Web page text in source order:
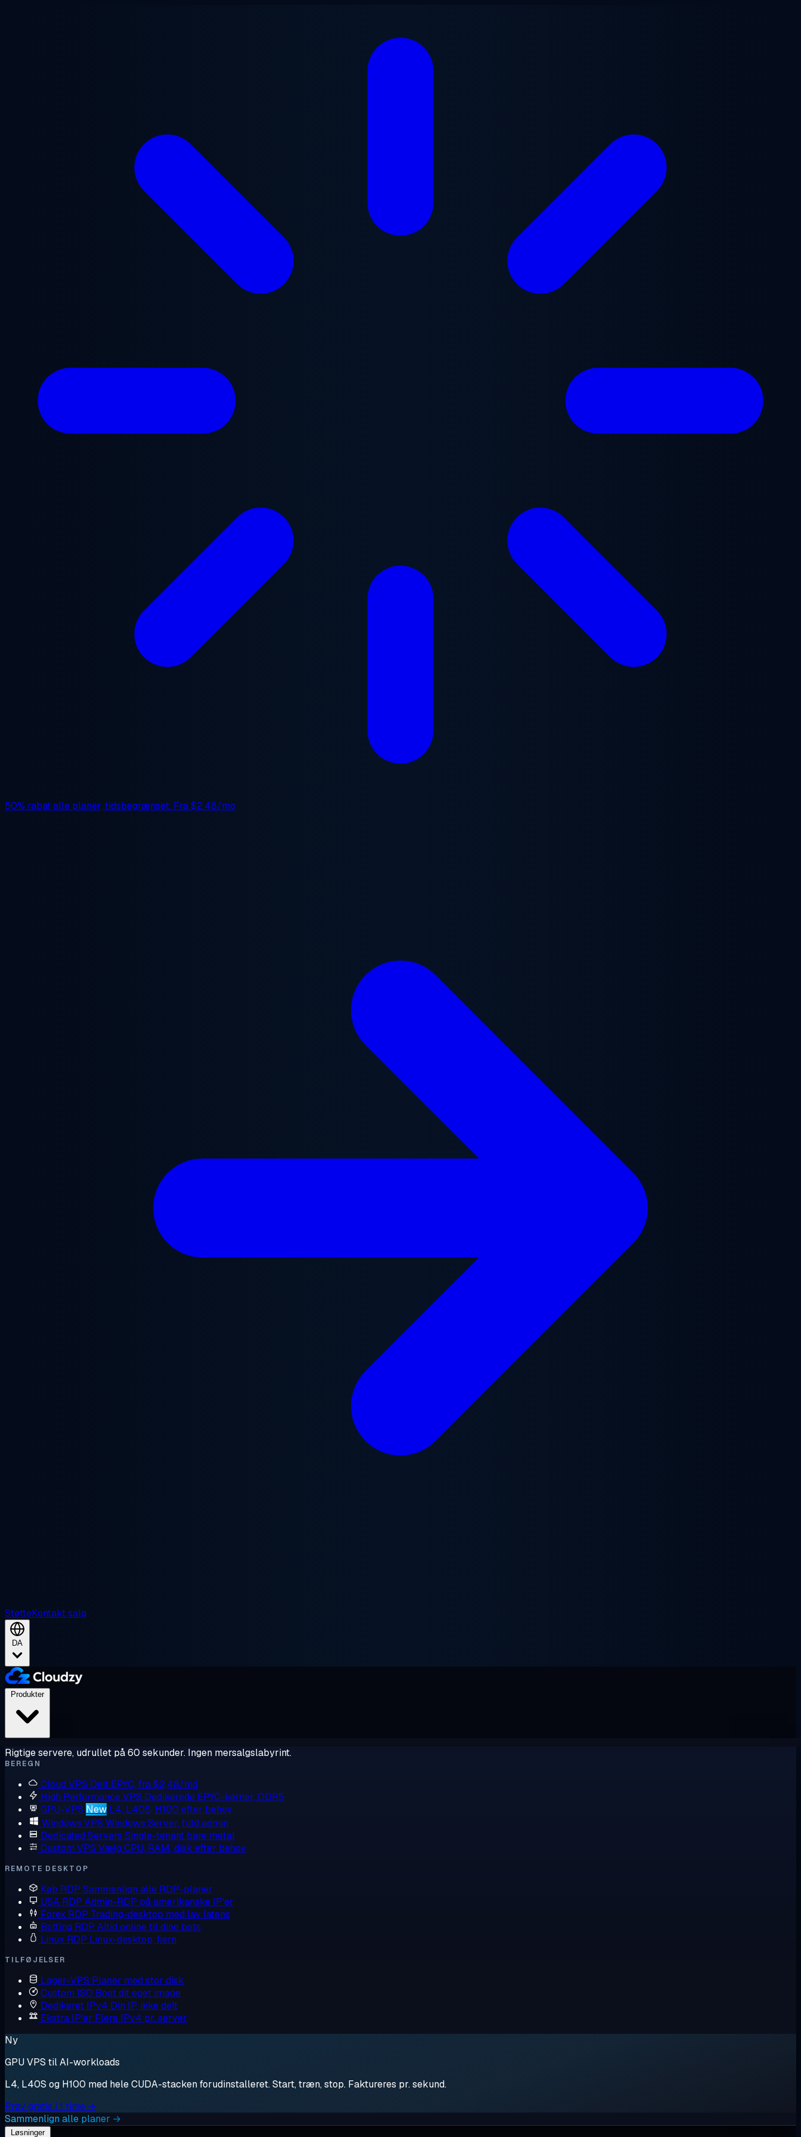
50% rabatalle planer, tidsbegrænset. Fra$2.48/mo
StøtteKontakt salg
DA
Produkter
Rigtige servere, udrullet på 60 sekunder. Ingen mersalgslabyrint.
BEREGN
Cloud VPS Delt EPYC, fra $2,48/md
High Performance VPS Dedikerede EPYC-kerner, DDR5
GPU-VPS New L4, L40S, H100 efter behov
Windows VPS Windows Server, fuld admin
Dedicated Servers Single-tenant bare metal
Custom VPS Vælg CPU, RAM, disk efter behov
REMOTE DESKTOP
Køb RDP Sammenlign alle RDP-planer
USA RDP Admin-RDP på amerikanske IP'er
Forex RDP Trading-desktop med lav latens
Botting RDP Altid online til dine bots
Linux RDP Linux-desktop, fjern
TILFØJELSER
Lager-VPS Planer med stor disk
Custom ISO Boot dit eget image
Dedikeret IPv4 Din IP, ikke delt
Ekstra IP'er Flere IPv4 pr. server
Ny
GPU VPS til AI-workloads
L4, L40S og H100 med hele CUDA-stacken forudinstalleret. Start, træn, stop. Faktureres pr. sekund.
Prøv gratis i 1 time →
Sammenlign alle planer →
Løsninger